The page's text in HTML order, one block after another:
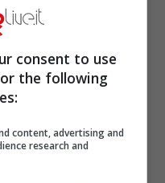
di spesa che
oggetti di lusso,
investimenti,
ed altro.
consent to use
the following
content, advertising and
research and